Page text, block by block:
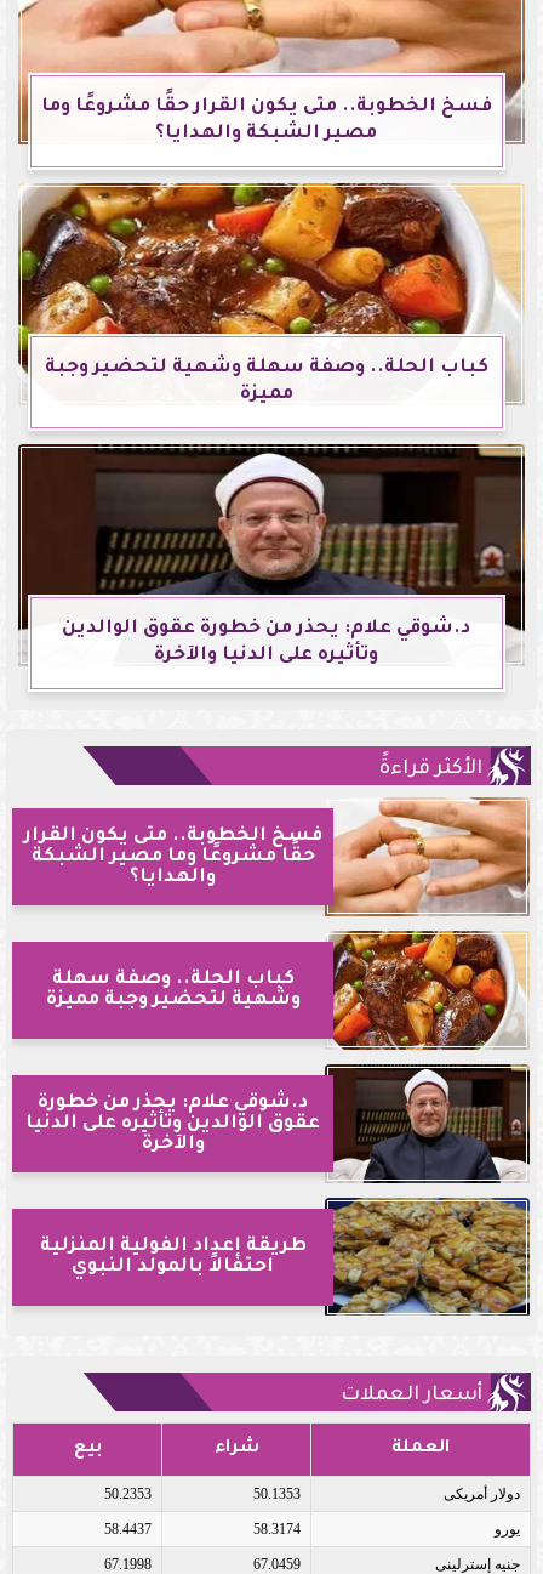
فسخ الخطوبة.. متى يكون القرار حقًا مشروعًا وما
مصير الشبكة والهدايا؟
كباب الحلة.. وصفة سهلة وشهية لتحضير وجبة
مميزة
د.شوقي علام: يحذر من خطورة عقوق الوالدين
وتأثيره على الدنيا والآخرة
الأكثر قراءةً
فسخ الخطوبة.. متى يكون القرار
حقًا مشروعًا وما مصير الشبكة
والهدايا؟
كباب الحلة.. وصفة سهلة
وشهية لتحضير وجبة مميزة
د.شوقي علام: يحذر من خطورة
عقوق الوالدين وتأثيره على الدنيا
والآخرة
طريقة إعداد الفولية المنزلية
احتفالاً بالمولد النبوي
أسعار العملات
العملة شراء بيع
دولار أمريكى 50.1353
50.2353
يورو 58.3174
58.4437
جنيه إسترلينى 67.0459
67.1998